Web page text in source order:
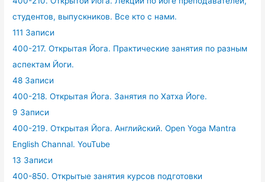
студентов, выпускников. Все кто с нами.
111 Записи
400-217. Открытая Йога. Практические занятия по разным
аспектам Йоги.
48 Записи
400-218. Открытая Йога. Занятия по Хатха Йоге.
9 Записи
400-219. Открытая Йога. Английский. Open Yoga Mantra
English Channal. YouTube
13 Записи
400-850. Открытые занятия курсов подготовки